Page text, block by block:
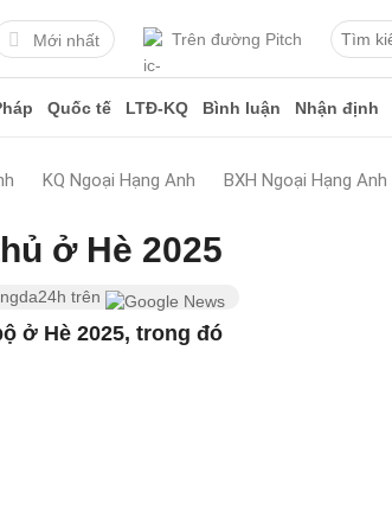
Mới nhất Trên đường Pitch
Quốc tế LTĐ-KQ Bình luận Nhận định
KQ Ngoại Hạng Anh BXH Ngoại Hạng Anh
ở Hè 2025
trên
ở Hè 2025, trong đó